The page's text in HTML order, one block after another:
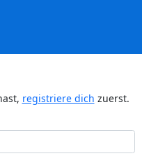
registriere dich zuerst.